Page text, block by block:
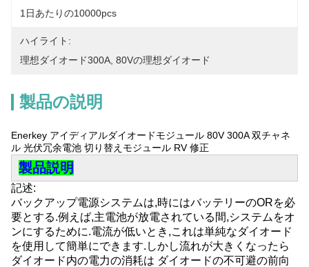
1日あたりの10000pcs
ハイライト:
理想ダイオード300A 80Vの理想ダイオード
製品の説明
Enerkey アイディアルダイオードモジュール 80V 300A 双チャネ
ル 光伏冗余電池 切り替えモジュール RV 修正
製品説明
記述:
バックアップ電源システムは,時にはバッテリーのORを必
要とする.例えば,主電池が放電されている間,システムをオ
ンにするために.電流が低いとき,これは単純なダイオード
を使用して簡単にできます.しかし流れが大きくなったら
ダイオード内の電力の消耗は ダイオードの不可避の前向